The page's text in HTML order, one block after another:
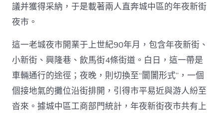
議并獲得采納，于是載著兩人直奔城中區的年夜新街
夜市。
這一老城夜市開業于上世紀90年月，包含年夜新街、
小新街、興隆巷、飲馬街4條街道。白日，這一帶是
車輛通行的途徑；夜晚，則切換至“闤闠形式”，一個
個接地氣的攤位沿街排開，引得市平易近與游人紛至
沓來。據城中區工商部門統計，年夜新街夜市共有上